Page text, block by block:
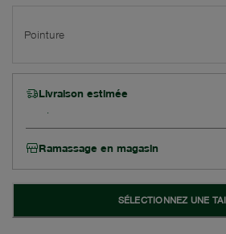
Pointure
Livraison estimée
Ramassage en magasin
SÉLECTIONNEZ UNE